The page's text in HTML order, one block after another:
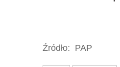
Źródło: PAP